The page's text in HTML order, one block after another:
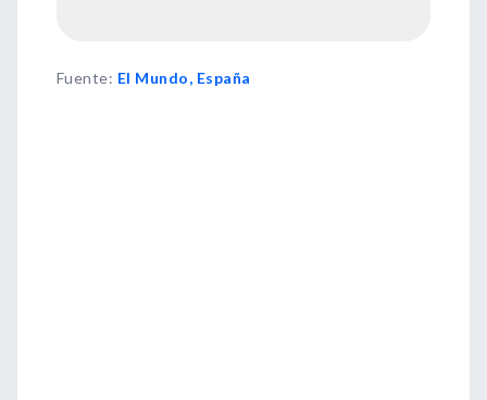
Fuente: El Mundo, España